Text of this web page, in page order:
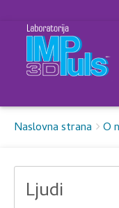
Breadcrumbs
You
Naslovna strana O
Ljudi